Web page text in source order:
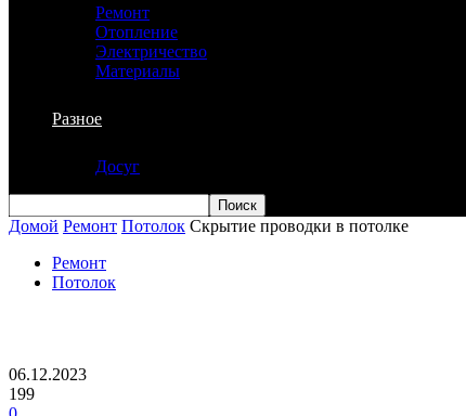
Ремонт
Отопление
Электричество
Материалы
Разное
Досуг
Домой Ремонт Потолок Скрытие проводки в потолке
Ремонт
Потолок
06.12.2023
199